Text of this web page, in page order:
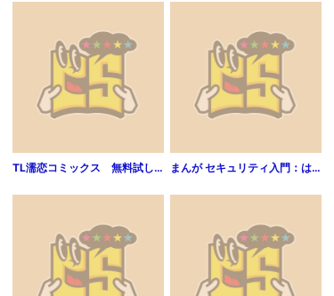
TL濡恋コミックス 無料試し読みパック 2015年12月号(Vol.24) まんが セキュリティ入門：はじめてスマホを持ったあなたへ